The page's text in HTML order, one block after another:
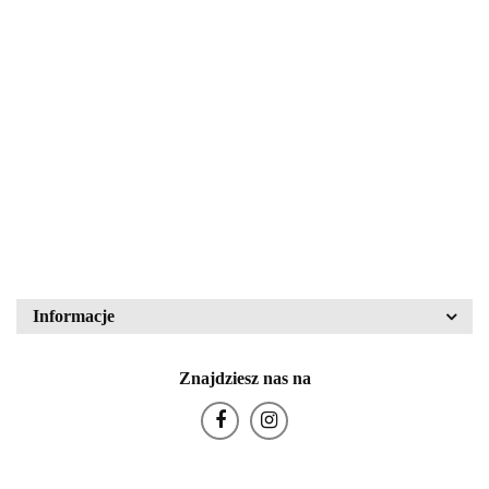
Bohemia Glas
Informacje
Znajdziesz nas na